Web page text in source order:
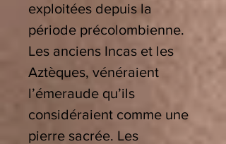
exploitées depuis la
période précolombienne.
Les anciens Incas et les
Aztèques, vénéraient
l’émeraude qu’ils
considéraient comme une
pierre sacrée. Les